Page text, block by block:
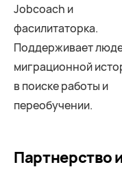
Jobcoach и
фасилитаторка.
Поддерживает
миграционной
в поиске работы и
переобучении.
Партнерство